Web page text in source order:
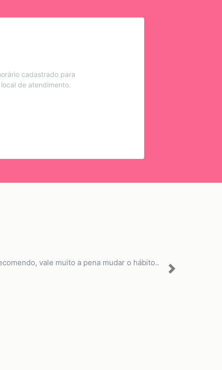
cadastrado para
de atendimento.
vale muito a pena mudar o hábito..
Next